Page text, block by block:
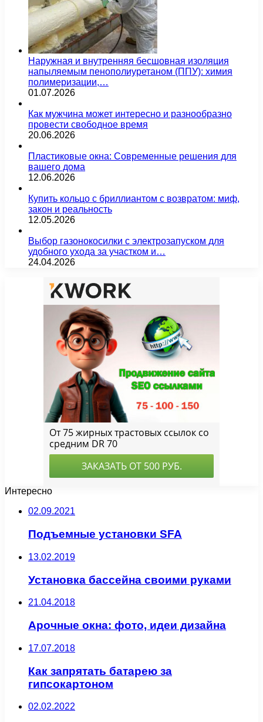
Наружная и внутренняя бесшовная изоляция
напыляемым пенополиуретаном (ППУ): химия
полимеризации,…
01.07.2026
Как мужчина может интересно и разнообразно
провести свободное время
20.06.2026
Пластиковые окна: Современные решения для
вашего дома
12.06.2026
Купить кольцо с бриллиантом с возвратом: миф,
закон и реальность
12.05.2026
Выбор газонокосилки с электрозапуском для
удобного ухода за участком и…
24.04.2026
Интересно
02.09.2021
Подъемные установки SFA
13.02.2019
Установка бассейна своими руками
21.04.2018
Арочные окна: фото, идеи дизайна
17.07.2018
Как запрятать батарею за
гипсокартоном
02.02.2022